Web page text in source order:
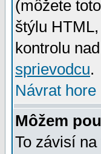
(môžete
štýlu
kontrolu
sprievodcu.
Návrat hore
Môžem
To závisí